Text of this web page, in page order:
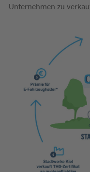
Unternehmen zu